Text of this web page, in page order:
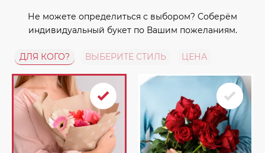
Не можете определиться с выбором? Соберём
индивидуальный букет по Вашим пожеланиям.
ДЛЯ КОГО? ВЫБЕРИТЕ СТИЛЬ ЦЕНА